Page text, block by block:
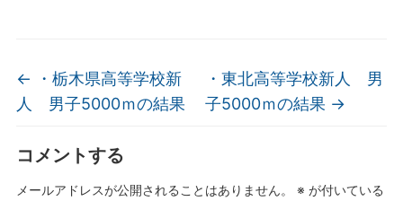
← ・栃木県高等学校新
人 男子5000ｍの結果
・東北高等学校新人 男
子5000ｍの結果 →
コメントする
メールアドレスが公開されることはありません。 ※ が付いている